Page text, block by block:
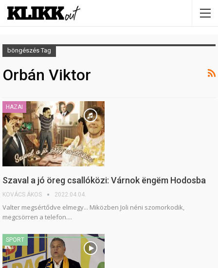
böngészés Tag
Orbán Viktor
HAZAI
Szaval a jó öreg csallóközi: Várnok ëngëm Hodosba
KOVÁCS ÁKOS 2022.04.04.
Valter megsértődve elmegy... Miközben Joli néni szomorkodik,
megcsörren a telefon....
SPORT